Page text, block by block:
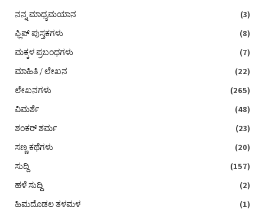
ನನ್ನ ಮಾಧ್ಯಮಯಾನ
(3)
ಫ್ಲಿಪ್ ಪುಸ್ತಕಗಳು
(8)
ಮಕ್ಕಳ ಪ್ರಬಂಧಗಳು
(7)
ಮಾಹಿತಿ / ಲೇಖನ
(22)
ಲೇಖನಗಳು
(265)
ವಿಮರ್ಶೆ
(48)
ಶಂಕರ್ ಶರ್ಮ
(23)
ಸಣ್ಣ ಕಥೆಗಳು
(20)
ಸುದ್ದಿ
(157)
ಹಳೆ ಸುದ್ದಿ
(2)
ಹಿಮದೊಡಲ ತಳಮಳ
(1)